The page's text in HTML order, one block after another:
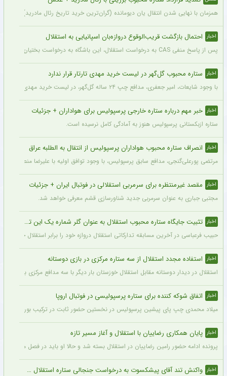
همزمان با نهایی شدن انتقال یان دیومانده (گران‌ترین خرید تاریخ رئال مادرید)، تمدید قرارداد
اخبار احتمال بازگشت قریب‌الوقوع دروازه‌بان اسپانیایی به استقلال
پس از پاسخ منفی CAS به درخواست استقلال، این باشگاه به درخواست بختیاری‌زاده قصد دارد قرارداد آنتونیو آدان، دروازه‌بان اسپانیایی فصل گذشته، را تمدید کند.
اخبار ستاره محبوب گل‌گهر در لیست خرید مهدی تارتار قرار ندارد
با وجود شایعات، امیر جعفری، مدافع چپ ۲۴ ساله گل‌گهر، در لیست خرید مهدی تارتار قرار ندارد.
اخبار خبر مهم درباره ستاره خارجی پرسپولیس برای هواداران + جزئیات
ستاره ازبکستانی پرسپولیس هنوز به آمادگی کامل نرسیده است.
اخبار انصراف ستاره محبوب هواداران پرسپولیس از انتقال به الطلبه عراق
مرتضی پورعلی‌گنجی، مدافع سابق پرسپولیس، با وجود توافق اولیه با علیرضا منصوریان
اخبار مقصد غیرمنتظره برای سرمربی استقلالی در فوتبال ایران + جزئیات
مجتبی جباری به عنوان سرمربی جدید شناورسازی قشم معرفی خواهد شد.
اخبار تثبیت جایگاه ستاره محبوب استقلال به عنوان گلر شماره یک این تیم برای شروع لیگ
حبیب فرعباسی در آخرین مسابقه تدارکاتی استقلال دروازه خود را برابر استقلال
اخبار استفاده مجدد استقلال از سه ستاره مرکزی در بازی دوستانه
استقلال در دیدار دوستانه مقابل استقلال خوزستان بار دیگر با سه مدافع مرکزی به میدان رفت
اخبار اتفاق شوکه کننده برای ستاره پرسپولیسی در فوتبال اروپا
میلاد محمدی چپ‌ پای پیشین پرسپولیس در نخستین حضور ثابت در ترکیب بوراتس بانیا
اخبار پایان همکاری رضاییان با استقلال و آغاز مسیر تازه
پرونده ادامه حضور رامین رضاییان در استقلال بسته شد و حالا او باید در فصل منتهی
اخبار واکنش تند آقای پیشکسوت به درخواست جنجالی ستاره استقلال + جزئیات